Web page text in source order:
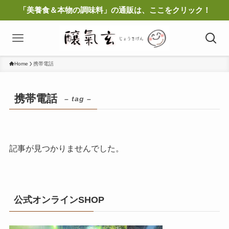
「美養食＆本物の調味料」の通販は、ここをクリック！
Home 携帯電話
携帯電話 – tag –
記事が見つかりませんでした。
公式オンラインSHOP